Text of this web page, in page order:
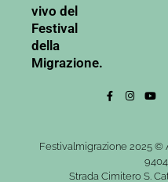
vivo del
Festival
della
Migrazione.
Festivalmigrazione 2025 ©
Strada Cimitero S.